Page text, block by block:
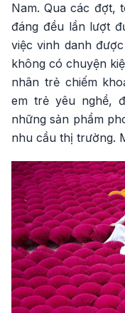
Nam. Qua các đợt,
đáng đều lần lượt
việc vinh danh
không có chuyện
nhân trẻ chiếm
em trẻ yêu nghề,
những sản phẩm
nhu cầu thị trường.